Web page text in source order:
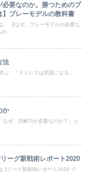
必要なのか。勝つためのプ
】プレーモデルの教科書
、 【なぜ、プレーモデルが必要な
...
法
ぶ 「ストレスは武器になる」
か
なぜ、読解力が必要なのか？」と
ーグ新戦術レポート2020
Jリーグ新戦術レポート2020 で